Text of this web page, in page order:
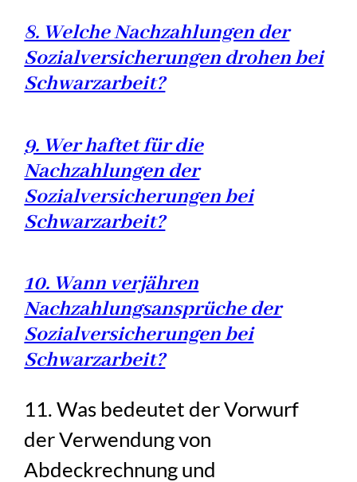
8. Welche Nachzahlungen der
Sozialversicherungen drohen bei
Schwarzarbeit?
9. Wer haftet für die
Nachzahlungen der
Sozialversicherungen bei
Schwarzarbeit?
10. Wann verjähren
Nachzahlungsansprüche der
Sozialversicherungen bei
Schwarzarbeit?
11. Was bedeutet der Vorwurf
der Verwendung von
Abdeckrechnung und